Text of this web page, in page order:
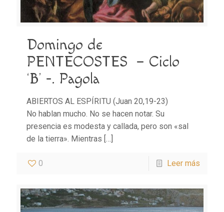
Domingo de
PENTECOSTES – Ciclo
‘B’ -. Pagola
ABIERTOS AL ESPÍRITU (Juan 20,19-23)
No hablan mucho. No se hacen notar. Su
presencia es modesta y callada, pero son «sal
de la tierra». Mientras […]
0 Leer más